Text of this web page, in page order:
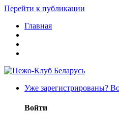
Перейти к публикации
Главная
Уже зарегистрированы?
Войти